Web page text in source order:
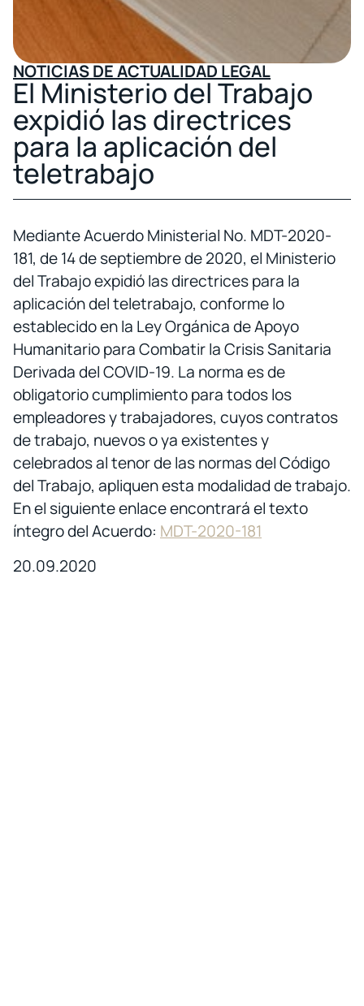
NOTICIAS DE ACTUALIDAD LEGAL
El Ministerio del Trabajo
expidió las directrices
para la aplicación del
teletrabajo
Mediante Acuerdo Ministerial No. MDT-2020-
181, de 14 de septiembre de 2020, el Ministerio
del Trabajo expidió las directrices para la
aplicación del teletrabajo, conforme lo
establecido en la Ley Orgánica de Apoyo
Humanitario para Combatir la Crisis Sanitaria
Derivada del COVID-19. La norma es de
obligatorio cumplimiento para todos los
empleadores y trabajadores, cuyos contratos
de trabajo, nuevos o ya existentes y
celebrados al tenor de las normas del Código
del Trabajo, apliquen esta modalidad de trabajo.
En el siguiente enlace encontrará el texto
íntegro del Acuerdo: MDT-2020-181
20.09.2020